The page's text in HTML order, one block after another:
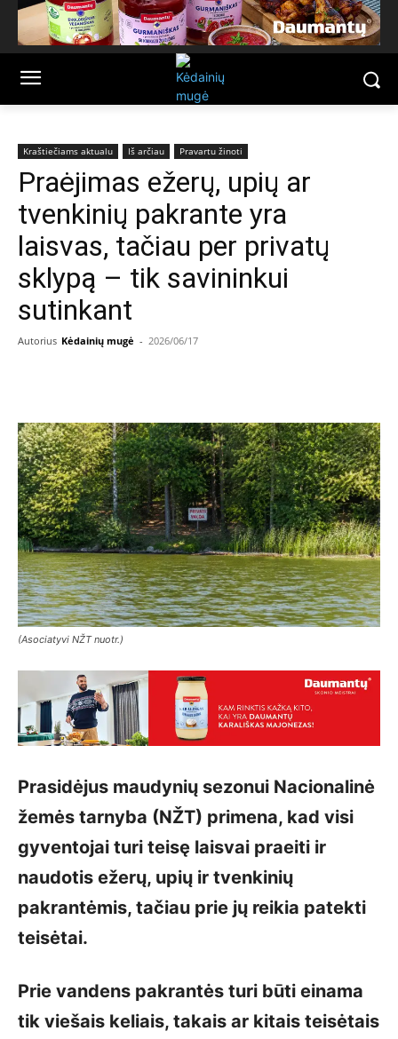
Kraštiečiams aktualu Iš arčiau Pravartu žinoti
Praėjimas ežerų, upių ar
tvenkinių pakrante yra
laisvas, tačiau per privatų
sklypą – tik savininkui
sutinkant
Autorius Kėdainių mugė - 2026/06/17
(Asociatyvi NŽT nuotr.)
Prasidėjus maudynių sezonui Nacionalinė
žemės tarnyba (NŽT) primena, kad visi
gyventojai turi teisę laisvai praeiti ir
naudotis ežerų, upių ir tvenkinių
pakrantėmis, tačiau prie jų reikia patekti
teisėtai.
Prie vandens pakrantės turi būti einama
tik viešais keliais, takais ar kitais teisėtais